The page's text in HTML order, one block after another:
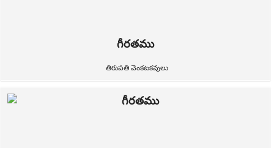
గీరతము
తిరుపతి వెంకటకవులు